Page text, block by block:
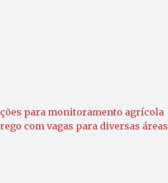
para monitoramento agrícola
com vagas para diversas áreas